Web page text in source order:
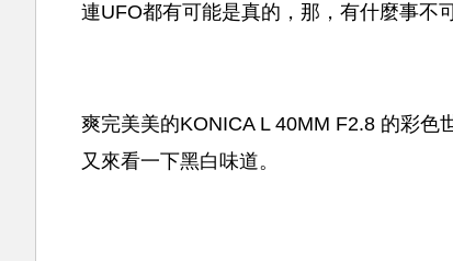
連UFO都有可能是真的，那，有什麼事不可
爽完美美的KONICA L 40MM F2.8 的彩色
又來看一下黑白味道。